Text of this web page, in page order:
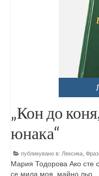
„Кон до
юнака“
публикувано в: Лексика
Мария Тодорова Ако сте
се мила моя, майно